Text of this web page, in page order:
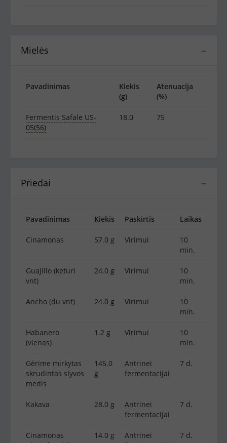
−
Mielės
Pavadinimas
Kiekis
(g)
Atenuacija
(%)
Fermentis Safale US-
05(56)
18.0 75
−
Priedai
Pavadinimas Kiekis Paskirtis Laikas
Cinamonas 57.0 g Virimui
10
min.
Guajillo (keturi
vnt)
24.0 g Virimui
10
min.
Ancho (du vnt) 24.0 g Virimui
10
min.
Habanero
(vienas)
1.2 g Virimui
10
min.
Gėrime mirkytas
skrudintas slyvos
medis
145.0
g
Antrinei
fermentacijai
7 d.
Kakava 28.0 g
Antrinei
fermentacijai
7 d.
Cinamonas
14.0 g
Antrinei
7 d.